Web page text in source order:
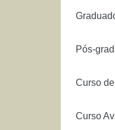
Pós-
Curso
Curso